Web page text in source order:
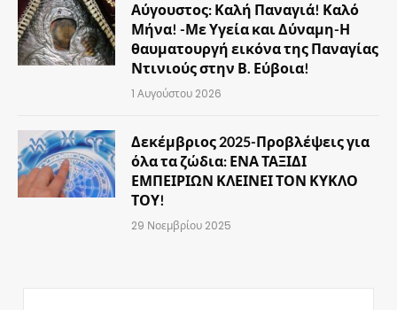
Αύγουστος: Καλή Παναγιά! Καλό
Μήνα! -Με Υγεία και Δύναμη-Η
θαυματουργή εικόνα της Παναγίας
Ντινιούς στην Β. Εύβοια!
1 Αυγούστου 2026
Δεκέμβριος 2025-Προβλέψεις για
όλα τα ζώδια: ΕΝΑ ΤΑΞΙΔΙ
ΕΜΠΕΙΡΙΩΝ ΚΛΕΙΝΕΙ ΤΟΝ ΚΥΚΛΟ
ΤΟΥ!
29 Νοεμβρίου 2025